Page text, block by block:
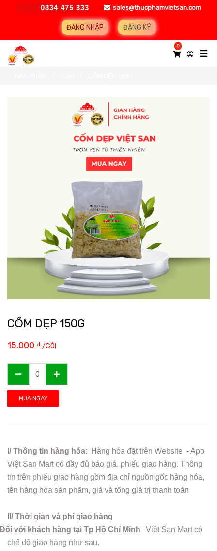
0834 475 333 sales@thucphamvietsan.com
ĐĂNG NHẬP ĐĂNG KÝ
0
CỐM DẸP 150G
15.000 ₫ /GÓI
MUA NGAY
I/ Thông tin hàng hóa:
Hàng hóa đặt trên Website - App
Việt San Mart có đầy đủ báo giá, phiếu giao hàng. Thông
tin trên phiếu giao hàng gồm địa chỉ nguồn gốc hàng hóa,
tên hàng hóa sản phẩm, giá và tổng giá trị thanh toán
II/ Thời gian và phí giao hàng
Đối với khách hàng tại Tp Hồ Chí Minh
Việt San Mart có
chế đô giao hàng như sau.